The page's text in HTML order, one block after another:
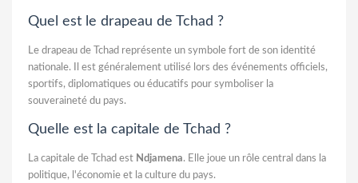
Quel est le drapeau de Tchad ?
Le drapeau de Tchad représente un symbole fort de son identité
nationale. Il est généralement utilisé lors des événements officiels,
sportifs, diplomatiques ou éducatifs pour symboliser la
souveraineté du pays.
Quelle est la capitale de Tchad ?
La capitale de Tchad est Ndjamena. Elle joue un rôle central dans la
politique, l'économie et la culture du pays.